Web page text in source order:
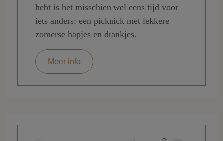
hebt is het misschien wel eens tijd voor
iets anders: een picknick met lekkere
zomerse hapjes en drankjes.
Meer info